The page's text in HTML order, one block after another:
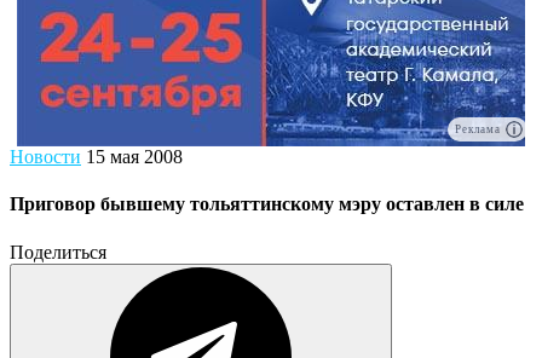
Реклама
Новости 15 мая 2008
Приговор бывшему тольяттинскому мэру оставлен в силе
Поделиться